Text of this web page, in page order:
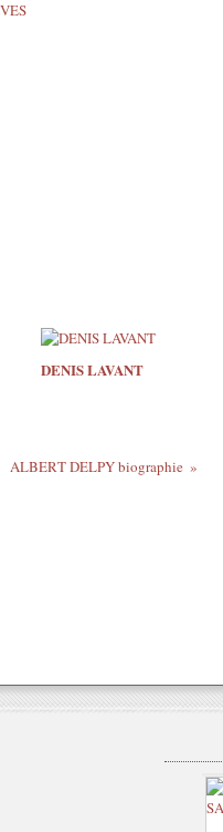
DENIS LAVANT
ALBERT DELPY biographie